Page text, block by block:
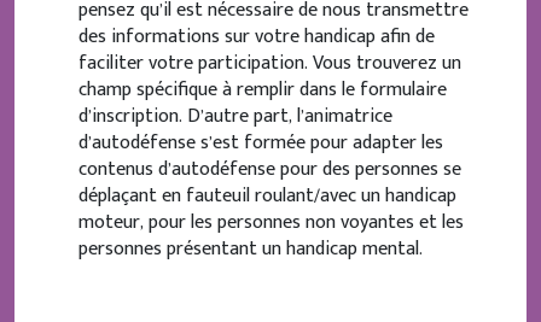
pensez qu’il est nécessaire de nous transmettre
des informations sur votre handicap afin de
faciliter votre participation. Vous trouverez un
champ spécifique à remplir dans le formulaire
d’inscription. D’autre part, l’animatrice
d’autodéfense s’est formée pour adapter les
contenus d’autodéfense pour des personnes se
déplaçant en fauteuil roulant/avec un handicap
moteur, pour les personnes non voyantes et les
personnes présentant un handicap mental.